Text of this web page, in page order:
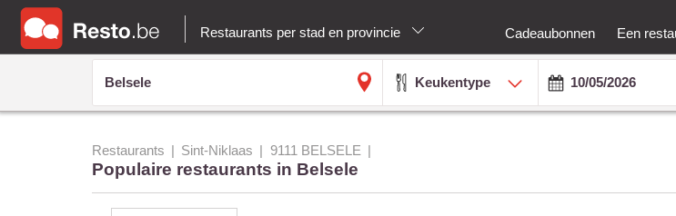
Restaurants per stad en provincie Cadeaubonnen Een
Keukentype
Restaurants Sint-Niklaas 9111 BELSELE
Populaire restaurants in Belsele